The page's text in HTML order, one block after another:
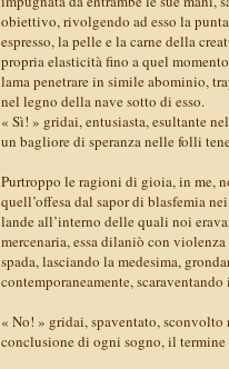
obiettivo, rivolgendo ad esso la
espresso, la pelle e la carne della
propria elasticità fino a quel
lama penetrare in simile abominio,
nel legno della nave sotto di esso.
« Sì! » gridai, entusiasta, esultante
un bagliore di speranza nelle folli
Purtroppo le ragioni di gioia, in me,
quell’offesa dal sapor di blasfemia
lande all’interno delle quali noi
mercenaria, essa dilaniò con
spada, lasciando la medesima,
contemporaneamente,
« No! » gridai, spaventato, sconvolto
conclusione di ogni sogno, il